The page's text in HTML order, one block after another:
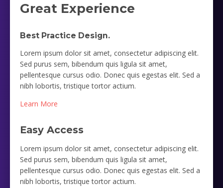
Great Experience
Best Practice Design.
Lorem ipsum dolor sit amet, consectetur adipiscing elit.
Sed purus sem, bibendum quis ligula sit amet,
pellentesque cursus odio. Donec quis egestas elit. Sed a
nibh lobortis, tristique tortor actium.
Learn More
Easy Access
Lorem ipsum dolor sit amet, consectetur adipiscing elit.
Sed purus sem, bibendum quis ligula sit amet,
pellentesque cursus odio. Donec quis egestas elit. Sed a
nibh lobortis, tristique tortor actium.